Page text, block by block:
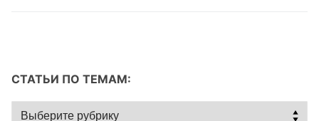
СТАТЬИ ПО ТЕМАМ:
Статьи